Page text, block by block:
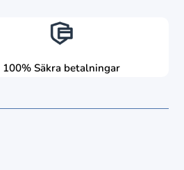
100% Säkra betalningar